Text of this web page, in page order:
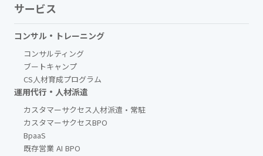
サービス
コンサル・トレーニング
コンサルティング
ブートキャンプ
CS人材育成プログラム
運用代行・人材派遣
カスタマーサクセス人材派遣・常駐
カスタマーサクセスBPO
BpaaS​
既存営業 AI BPO